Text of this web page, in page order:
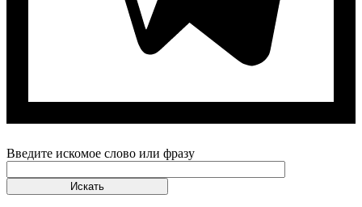
Введите искомое слово или фразу